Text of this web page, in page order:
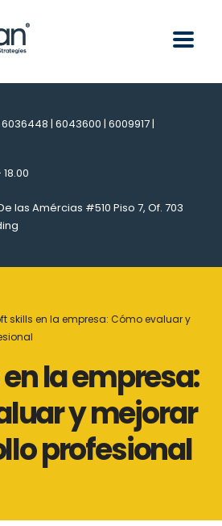
| 6043600 | 6009917 |
las Amércias #510 Piso 7, Of. 703
skills en la empresa: Cómo evaluar y
la empresa:
y mejorar
profesional